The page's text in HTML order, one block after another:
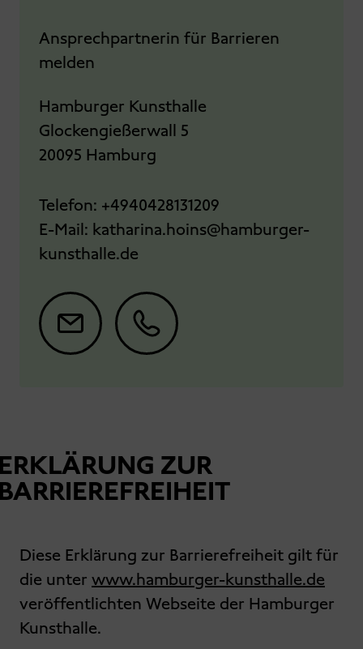
Ansprechpartnerin für Barrieren
melden
Hamburger Kunsthalle
Glockengießerwall 5
20095 Hamburg
Telefon: +4940428131209
E-Mail: katharina.hoins@hamburger-
kunsthalle.de
ZUR
Diese Erklärung zur Barrierefreiheit gilt für
die unter www.hamburger-kunsthalle.de
veröffentlichten Webseite der Hamburger
Kunsthalle.